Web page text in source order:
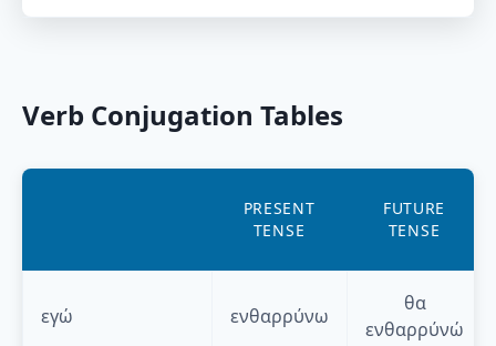
Verb Conjugation Tables
PRESENT
TENSE
FUTURE
TENSE
εγώ ενθαρρύνω
θα
ενθαρρύνώ